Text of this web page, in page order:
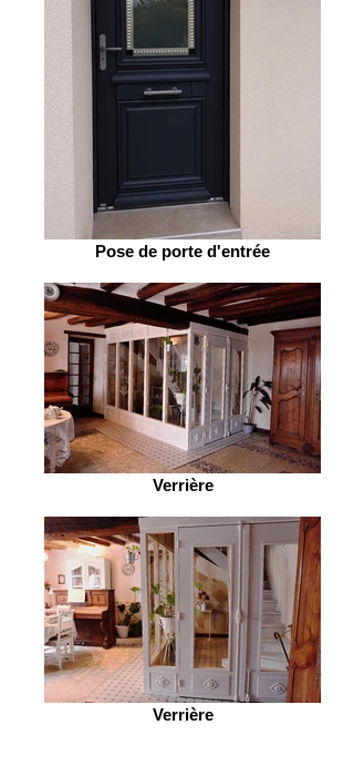
Pose de porte d'entrée
Verrière
Verrière